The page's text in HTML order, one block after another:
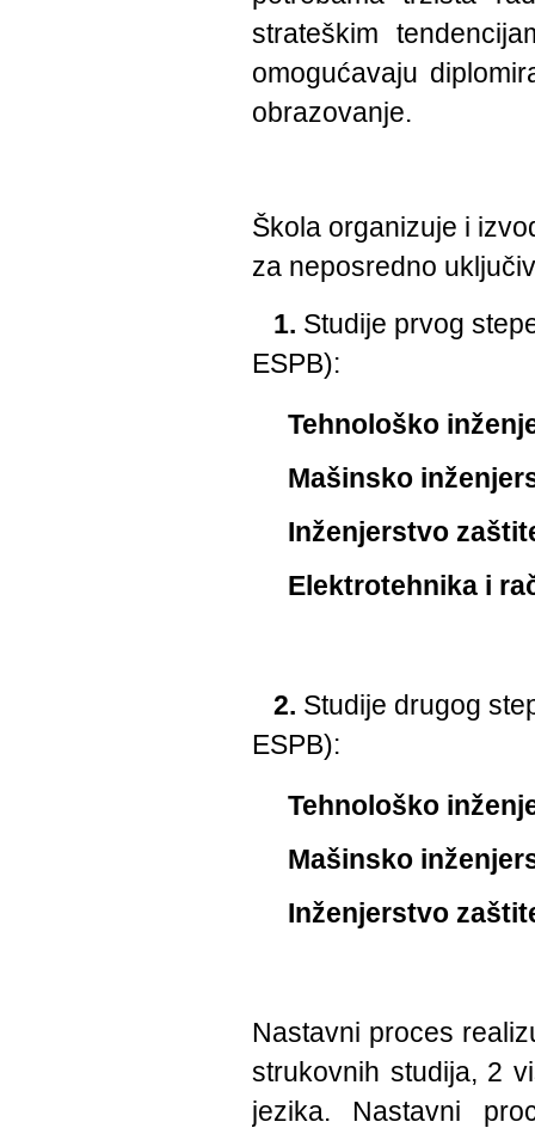
strateškim
omogućavaju
obrazovanje.
Škola organizuje i
za neposredno
1. Studije prvog
ESPB):
Tehnološko
Mašinsko
Inženjerstvo
Elektrotehnika i
2. Studije drugog
ESPB):
Tehnološko
Mašinsko
Inženjerstvo
Nastavni proces
strukovnih studija, 2
jezika. Nastavni